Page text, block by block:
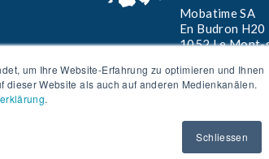
um Ihre Website-Erfahrung zu optimieren und Ihnen
Website als auch auf anderen Medienkanälen.
.
Schliessen
Mobatime SA
En Budron H20
1052 Le Mont-
F: +41 21 654
info-